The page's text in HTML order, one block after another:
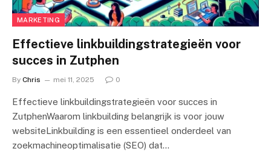
MARKETING
Effectieve linkbuildingstrategieën voor
succes in Zutphen
By Chris mei 11, 2025 0
Effectieve linkbuildingstrategieën voor succes in
ZutphenWaarom linkbuilding belangrijk is voor jouw
websiteLinkbuilding is een essentieel onderdeel van
zoekmachineoptimalisatie (SEO) dat…